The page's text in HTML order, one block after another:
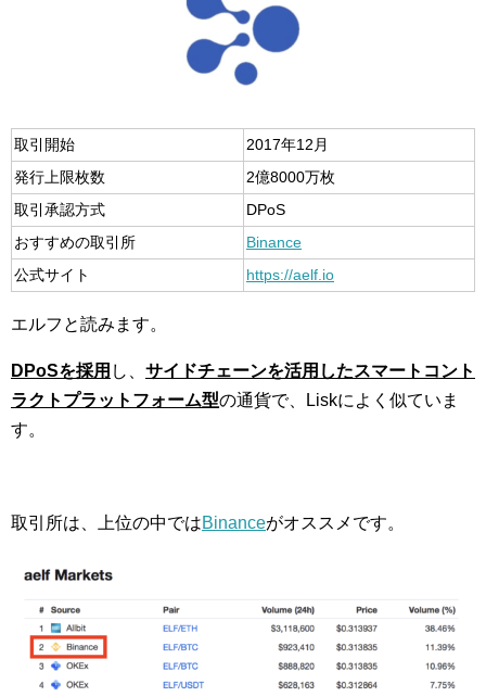
取引開始
2017年12月
発行上限枚数
2億8000万枚
取引承認方式
DPoS
おすすめの取引所
Binance
公式サイト
https://aelf.io
エルフと読みます。
DPoSを採用 し、 サイドチェーンを活用したスマートコント
ラクトプラットフォーム型の通貨で、Liskによく似ていま
す。
取引所は、上位の中ではBinanceがオススメです。